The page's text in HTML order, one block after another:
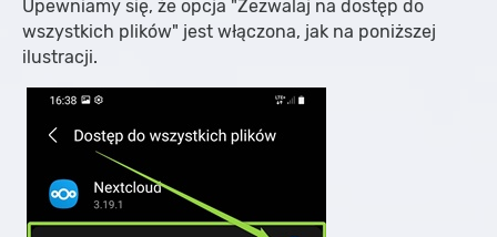
Upewniamy się, że opcja "Zezwalaj na dostęp do
wszystkich plików" jest włączona, jak na poniższej
ilustracji.